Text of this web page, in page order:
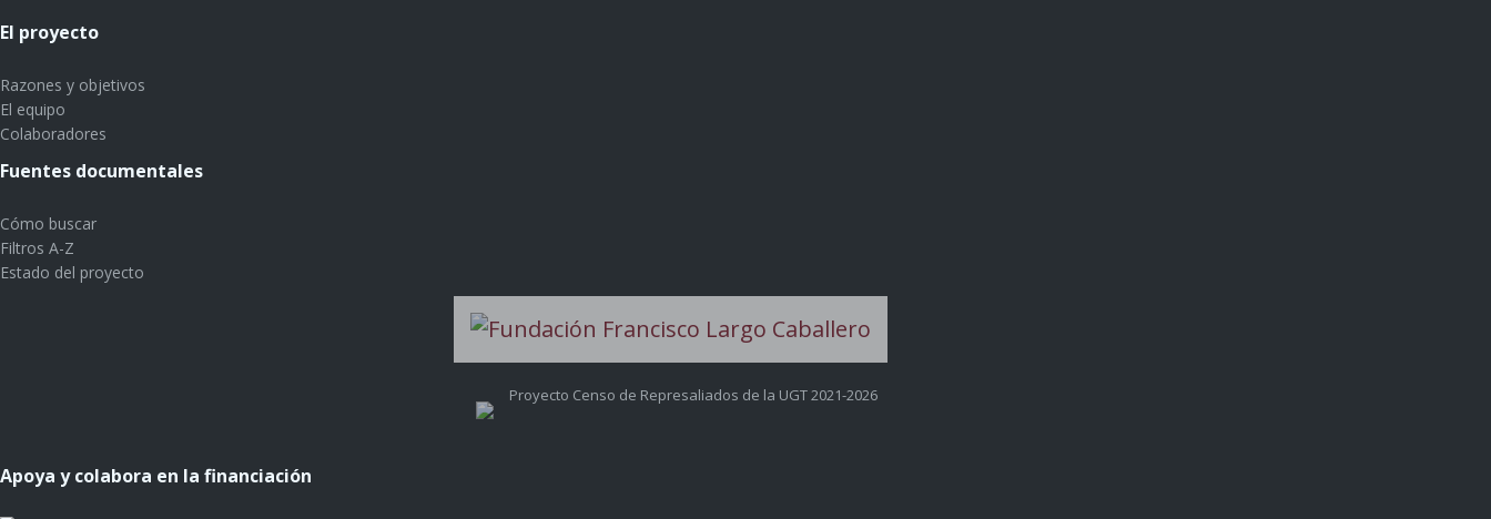
El proyecto
Razones y objetivos
El equipo
Colaboradores
Fuentes documentales
Cómo buscar
Filtros A-Z
Estado del proyecto
Proyecto Censo de Represaliados de la UGT 2021-2026
Apoya y colabora en la financiación